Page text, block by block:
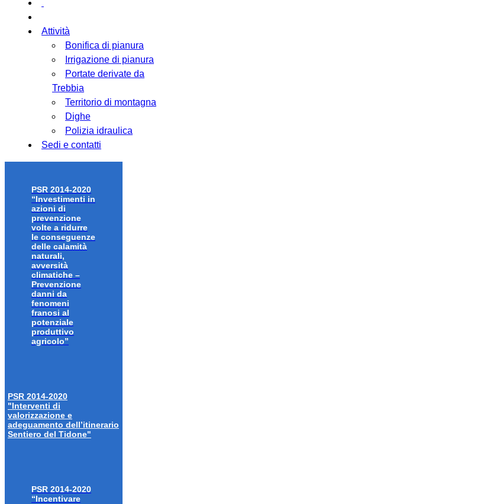
Attività
Bonifica di pianura
Irrigazione di pianura
Portate derivate da
Trebbia
Territorio di montagna
Dighe
Polizia idraulica
Sedi e contatti
PSR 2014-2020
“Investimenti in
azioni di
prevenzione
volte a ridurre
le conseguenze
delle calamità
naturali,
avversità
climatiche –
Prevenzione
danni da
fenomeni
franosi al
potenziale
produttivo
agricolo”
PSR 2014-2020
"Interventi di
valorizzazione e
adeguamento dell’itinerario
Sentiero del Tidone"
PSR 2014-2020
“Incentivare